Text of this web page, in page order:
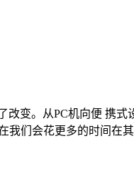
变。从PC机向便 携
们会花更多的时间在其